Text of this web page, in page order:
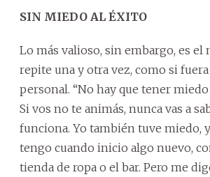
SIN MIEDO AL ÉXITO
Lo más valioso, sin embargo, es el
repite una y otra vez, como si
personal. “No hay que tener
Si vos no te animás, nunca vas a
funciona. Yo también tuve miedo,
tengo cuando inicio algo nuevo,
tienda de ropa o el bar. Pero me